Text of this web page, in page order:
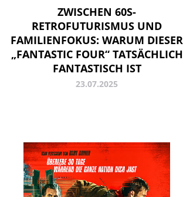
ZWISCHEN 60S-
RETROFUTURISMUS UND
FAMILIENFOKUS: WARUM DIESER
„FANTASTIC FOUR“ TATSÄCHLICH
FANTASTISCH IST
23.07.2025